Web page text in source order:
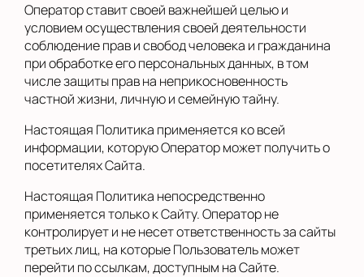
Оператор ставит своей важнейшей целью и
условием осуществления своей деятельности
соблюдение прав и свобод человека и гражданина
при обработке его персональных данных, в том
числе защиты прав на неприкосновенность
частной жизни, личную и семейную тайну.
Настоящая Политика применяется ко всей
информации, которую Оператор может получить о
посетителях Сайта.
Настоящая Политика непосредственно
применяется только к Сайту. Оператор не
контролирует и не несет ответственность за сайты
третьих лиц, на которые Пользователь может
перейти по ссылкам, доступным на Сайте.